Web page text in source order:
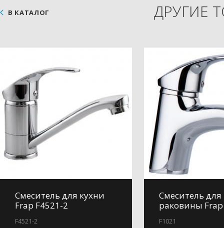
ДРУГИЕ
В КАТАЛОГ
Смеситель для кухни
Frap F4521-2
F4521-2
Смеситель для
раковины Frap
F1021